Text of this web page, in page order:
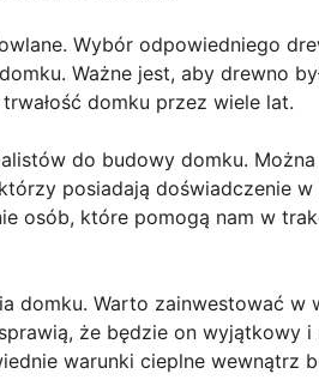
Wybór odpowiedniego
Ważne jest, aby drewno
domku przez wiele lat.
do budowy domku.
posiadają doświadczenie
osób, które pomogą nam w
domku. Warto zainwestować w
że będzie on wyjątkowy i
warunki cieplne wewnątrz